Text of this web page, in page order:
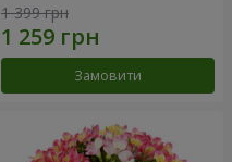
1 399 грн
Замовити